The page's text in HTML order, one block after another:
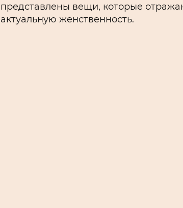
представлены вещи, которые
актуальную женственность.